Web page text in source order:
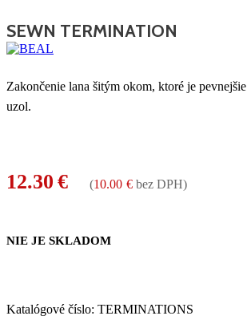
SEWN TERMINATION
Zakončenie lana šitým okom, ktoré je
uzol.
12.30 € (10.00 € bez DPH)
NIE JE SKLADOM
Katalógové číslo: TERMINATIONS